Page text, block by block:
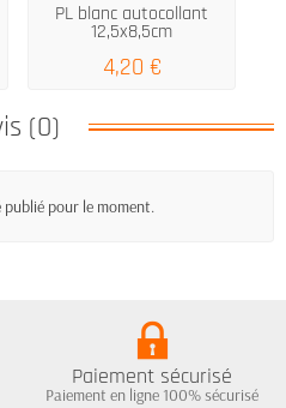
PL blanc autocollant
12,5x8,5cm
4,20 €
(0)
pour le moment.
Paiement sécurisé
Paiement en ligne 100% sécurisé